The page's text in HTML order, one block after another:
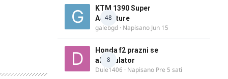
48
KTM 1390 Super
Adventure
galebgd · Napisano Jun 15
8
Honda f2 prazni se
akomulator
Dule1406 · Napisano Pre 5 sati